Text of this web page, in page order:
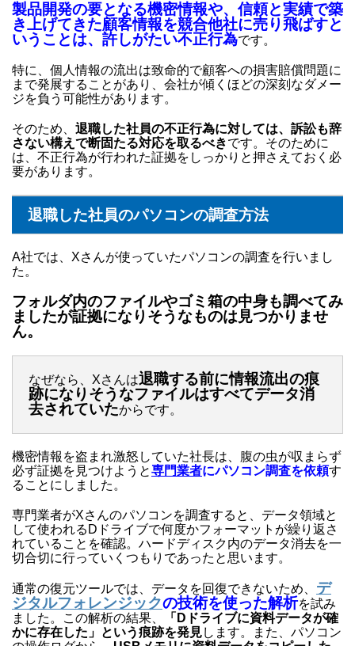
製品開発の要となる機密情報や、信頼と実績で築
き上げてきた顧客情報を競合他社に売り飛ばすと
いうことは、許しがたい不正行為です。
特に、個人情報の流出は致命的で顧客への損害賠償問題に
まで発展することがあり、会社が傾くほどの深刻なダメー
ジを負う可能性があります。
そのため、 退職した社員の不正行為に対しては、訴訟も辞
さない構えで断固たる対応を取るべきです。そのために
は、不正行為が行われた証拠をしっかりと押さえておく必
要があります。
退職した社員のパソコンの調査方法
A社では、Xさんが使っていたパソコンの調査を行いまし
た。
フォルダ内のファイルやゴミ箱の中身も調べてみ
ましたが証拠になりそうなものは見つかりませ
ん。
なぜなら、Xさんは退職する前に情報流出の痕
跡になりそうなファイルはすべてデータ消
去されていたからです。
機密情報を盗まれ激怒していた社長は、腹の虫が収まらず
必ず証拠を見つけようと専門業者にパソコン調査を依頼す
ることにしました。
専門業者がXさんのパソコンを調査すると、データ領域と
して使われるDドライブで何度かフォーマットが繰り返さ
れていることを確認。ハードディスク内のデータ消去を一
切合切に行っていくつもりであったと思います。
通常の復元ツールでは、データを回復できないため、 デ
ジタルフォレンジックの技術を使った解析を試み
ました。この解析の結果、
「Dドライブに資料データが確
かに存在した」という痕跡を発見します。また、パソコン